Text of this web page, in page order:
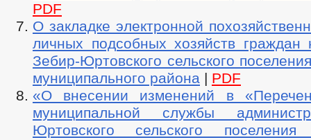
PDF
О закладке электронной
личных подсобных хозяйств граждан
Зебир-Юртовского сельского
муниципального района | PDF
«О внесении изменений в
муниципальной службы
Юртовского сельского поселения